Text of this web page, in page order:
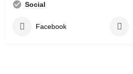
Social
Facebook